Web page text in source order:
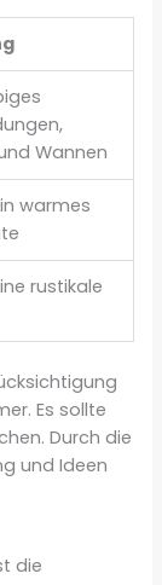
Wannen
warmes
rustikale
Es sollte
Durch die
und Ideen
die